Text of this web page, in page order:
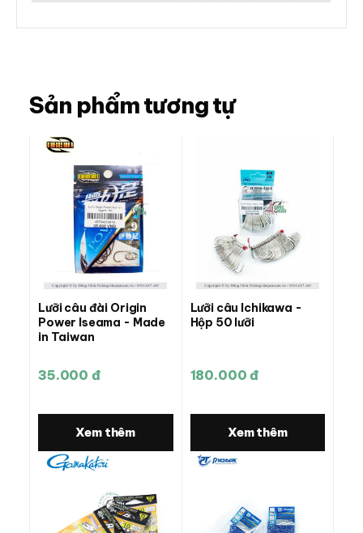
Sản phẩm tương tự
Lưỡi câu đài Origin
Power Iseama - Made
in Taiwan
35.000 đ
Xem thêm
Lưỡi câu Ichikawa -
Hộp 50 lưỡi
180.000 đ
Xem thêm